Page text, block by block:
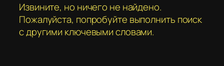
Извините, но ничего не найдено.
Пожалуйста, попробуйте выполнить поиск
с другими ключевыми словами.